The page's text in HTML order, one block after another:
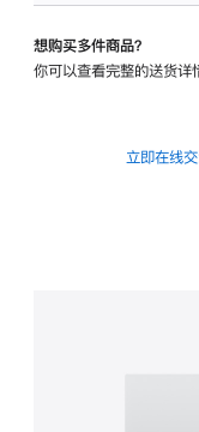
转
的
想购买多件商品？
你可以查看完整的送货详
立即在线